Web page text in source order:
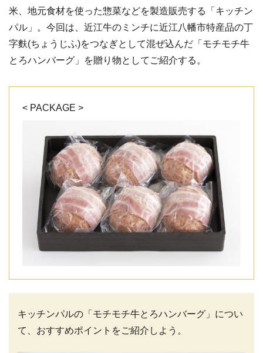
< PACKAGE >
米、地元食材を使った惣菜などを製造販売する「キッチン
パル」。今回は、近江牛のミンチに近江八幡市特産品の丁
字麩(ちょうじふ)をつなぎとして混ぜ込んだ「モチモチ牛
とろハンバーグ」を贈り物としてご紹介する。
キッチンパルの「モチモチ牛とろハンバーグ」につい
て、おすすめポイントをご紹介しよう。